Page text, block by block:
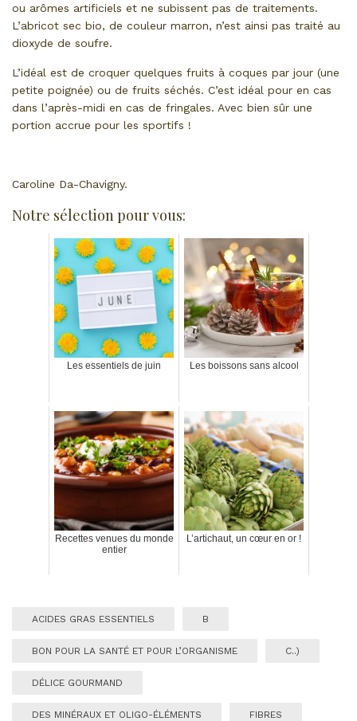
ou arômes artificiels et ne subissent pas de traitements.
L’abricot sec bio, de couleur marron, n’est ainsi pas traité au
dioxyde de soufre.
L’idéal est de croquer quelques fruits à coques par jour (une
petite poignée) ou de fruits séchés. C’est idéal pour en cas
dans l’après-midi en cas de fringales. Avec bien sûr une
portion accrue pour les sportifs !
Caroline Da-Chavigny.
Notre sélection pour vous:
Les essentiels de juin Les boissons sans alcool
Recettes venues du monde
entier
L’artichaut, un cœur en or !
ACIDES GRAS ESSENTIELS B
BON POUR LA SANTÉ ET POUR L’ORGANISME C..)
DÉLICE GOURMAND
DES MINÉRAUX ET OLIGO-ÉLÉMENTS FIBRES